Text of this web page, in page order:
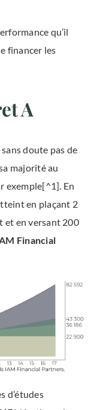
qu’il
financer les
A
doute pas de
majorité au
exemple[^1]. En
en plaçant 2
et en versant 200
Financial
d’études